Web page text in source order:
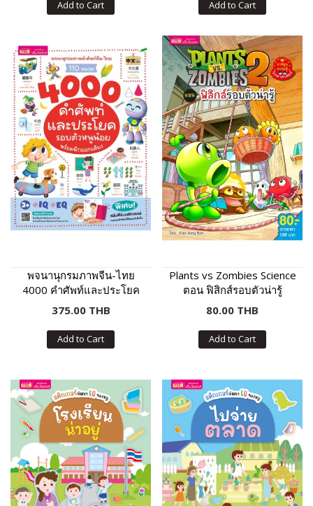
Add to Cart Add to Cart
พจนานุกรมภาพจีน-ไทย
4000 คำศัพท์และประโยค
รอบตัวหนูน้อย
375.00 THB
Add to Cart
Plants vs Zombies Science
ตอน ฟิสิกส์รอบตัวน่ารู้
80.00 THB
Add to Cart